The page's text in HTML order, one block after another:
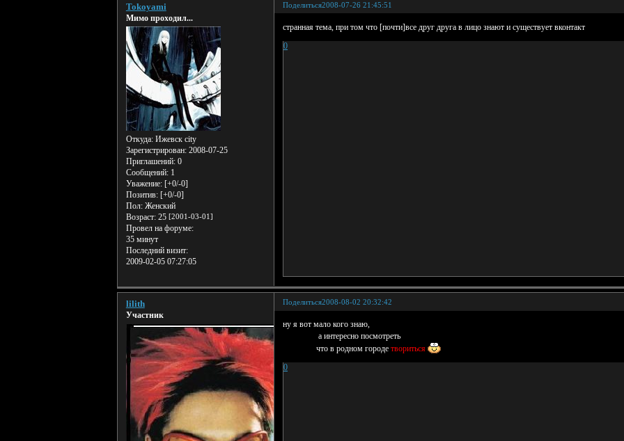
Поделиться2008-07-26 21:45:51
Tokoyami
Мимо проходил...
Откуда:Ижевск city
Зарегистрирован: 2008-07-25
Приглашений:0
Сообщений:1
Уважение: [+0/-0]
Позитив: [+0/-0]
Пол:Женский
Возраст:25 [2001-03-01]
Провел на форуме:
35 минут
Последний визит:
2009-02-05 07:27:05
странная тема, при том что [почти]все друг друга в лицо знают и существует вконтакт
0
Поделиться2008-08-02 20:32:42
lilith
Участник
ну я вот мало кого знаю,
а интересно посмотреть
что в родном городе твориться
0